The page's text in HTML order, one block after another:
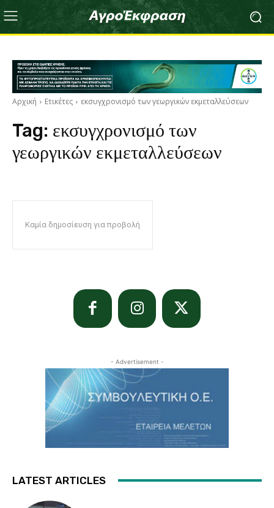
Αρχική Ετικέτες εκσυγχρονισμό των γεωργικών εκμεταλλεύσεων
Tag: εκσυγχρονισμό των
γεωργικών εκμεταλλεύσεων
Καμία δημοσίευση για προβολή
- Advertisement -
LATEST ARTICLES